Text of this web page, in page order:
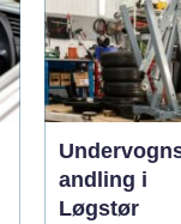
andling i
Løgstør